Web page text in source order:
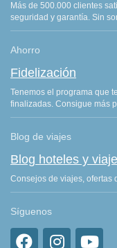
Más de 500.000 clientes
seguridad y garantía. Sin
Ahorro
Fidelización
Tenemos el programa que
finalizadas. Consigue más
Blog de viajes
Blog hoteles y
Consejos de viajes, ofertas
Síguenos